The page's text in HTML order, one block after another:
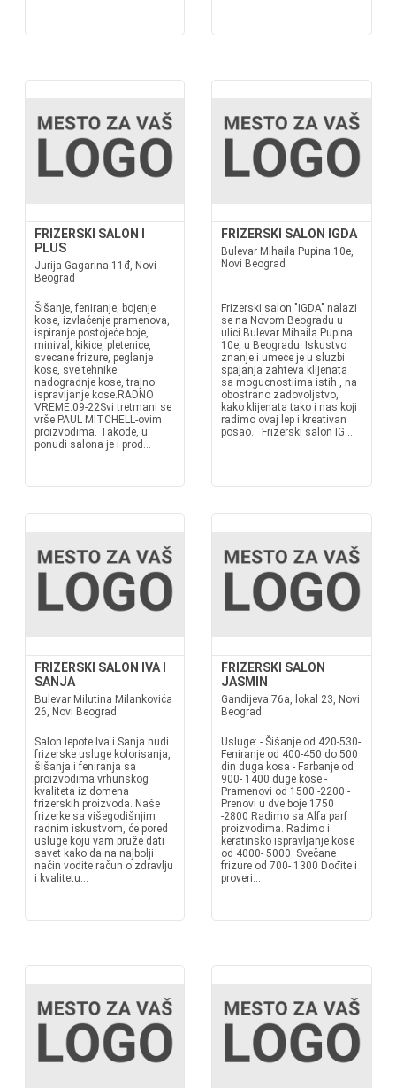
FRIZERSKI SALON I
PLUS
Jurija Gagarina 11đ, Novi
Beograd
Šišanje, feniranje, bojenje
kose, izvlačenje pramenova,
ispiranje postojeće boje,
minival, kikice, pletenice,
svecane frizure, peglanje
kose, sve tehnike
nadogradnje kose, trajno
ispravljanje kose.RADNO
VREME:09-22Svi tretmani se
vrše PAUL MITCHELL-ovim
proizvodima. Takođe, u
ponudi salona je i prod...
FRIZERSKI SALON IGDA
Bulevar Mihaila Pupina 10e,
Novi Beograd
Frizerski salon "IGDA" nalazi
se na Novom Beogradu u
ulici Bulevar Mihaila Pupina
10e, u Beogradu. Iskustvo
znanje i umece je u sluzbi
spajanja zahteva klijenata
sa mogucnostiima istih , na
obostrano zadovoljstvo,
kako klijenata tako i nas koji
radimo ovaj lep i kreativan
posao. Frizerski salon IG...
FRIZERSKI SALON IVA I
SANJA
Bulevar Milutina Milankovića
26, Novi Beograd
Salon lepote Iva i Sanja nudi
frizerske usluge kolorisanja,
šišanja i feniranja sa
proizvodima vrhunskog
kvaliteta iz domena
frizerskih proizvoda. Naše
frizerke sa višegodišnjim
radnim iskustvom, će pored
usluge koju vam pruže dati
savet kako da na najbolji
način vodite račun o zdravlju
i kvalitetu...
FRIZERSKI SALON
JASMIN
Gandijeva 76a, lokal 23, Novi
Beograd
Usluge: - Šišanje od 420-530-
Feniranje od 400-450 do 500
din duga kosa - Farbanje od
900- 1400 duge kose -
Pramenovi od 1500 -2200 -
Prenovi u dve boje 1750
-2800 Radimo sa Alfa parf
proizvodima. Radimo i
keratinsko ispravljanje kose
od 4000- 5000 Svečane
frizure od 700- 1300 Dođite i
proveri...